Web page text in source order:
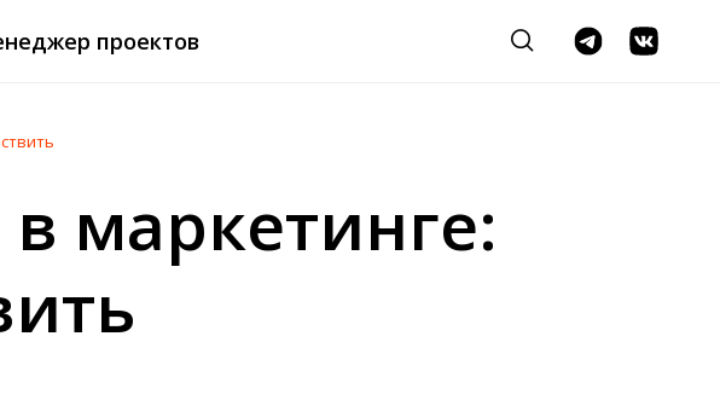
проектов
маркетинге: